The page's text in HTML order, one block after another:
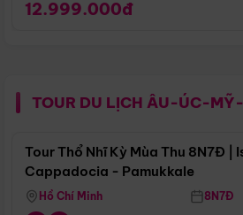
12.999.000đ
TOUR DU LỊCH ÂU-ÚC-
Tour Thổ Nhĩ Kỳ Mùa Thu 8N7Đ |
Cappadocia - Pamukkale
Hồ Chí Minh 8N7Đ